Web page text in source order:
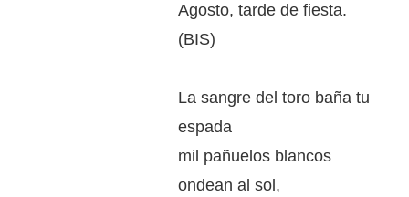
Agosto, tarde de fiesta.
(BIS)
La sangre del toro baña tu
espada
mil pañuelos blancos
ondean al sol,